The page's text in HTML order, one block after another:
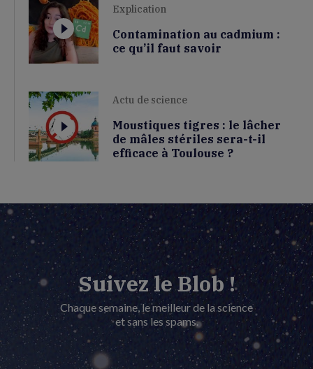
Explication
Contamination au cadmium :
ce qu’il faut savoir
Actu de science
Moustiques tigres : le lâcher
de mâles stériles sera-t-il
efficace à Toulouse ?
Suivez le Blob !
Chaque semaine, le meilleur de la science
et sans les spams.